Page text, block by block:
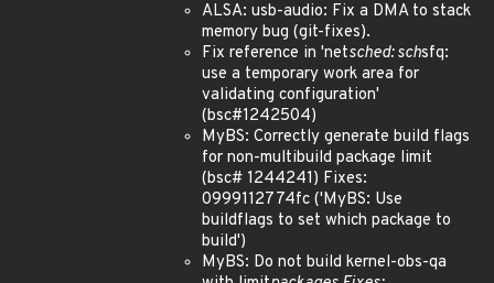
ALSA: usb-audio: Fix a DMA to stack
memory bug (git-fixes).
Fix reference in 'netsched: schsfq:
use a temporary work area for
validating configuration'
(bsc#1242504)
MyBS: Correctly generate build flags
for non-multibuild package limit
(bsc# 1244241) Fixes:
0999112774fc ('MyBS: Use
buildflags to set which package to
build')
MyBS: Do not build kernel-obs-qa